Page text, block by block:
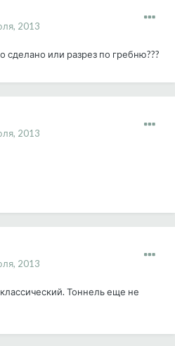
2013
или разрез по гребню???
2013
2013
Тоннель еще не